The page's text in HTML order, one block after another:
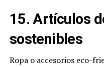
15. Artículos
sostenibles
Ropa o accesorios eco-